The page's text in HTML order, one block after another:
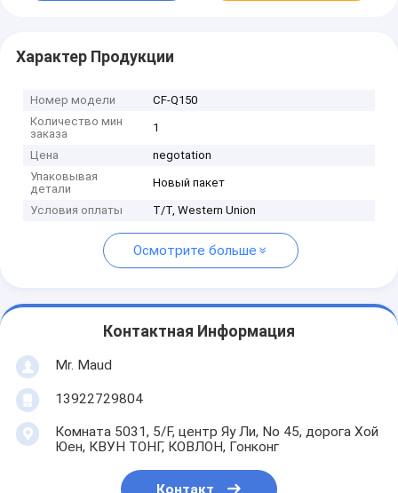
Характер Продукции
Номер модели
CF-Q150
Количество мин
заказа
1
Цена
negotation
Упаковывая
детали
Новый пакет
Условия оплаты T/T, Western Union
Осмотрите больше
Контактная Информация
Mr. Maud
13922729804
Комната 5031, 5/F, центр Яу Ли, No 45, дорога Хой
Юен, КВУН ТОНГ, КОВЛОН, Гонконг
Контакт